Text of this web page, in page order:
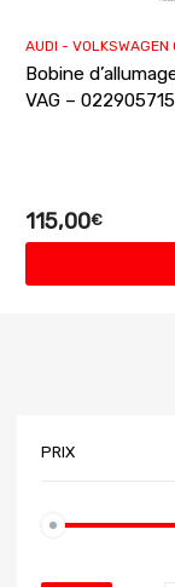
AUDI - VOLKSWAGEN
Bobine
VAG –
115,00€
PRIX